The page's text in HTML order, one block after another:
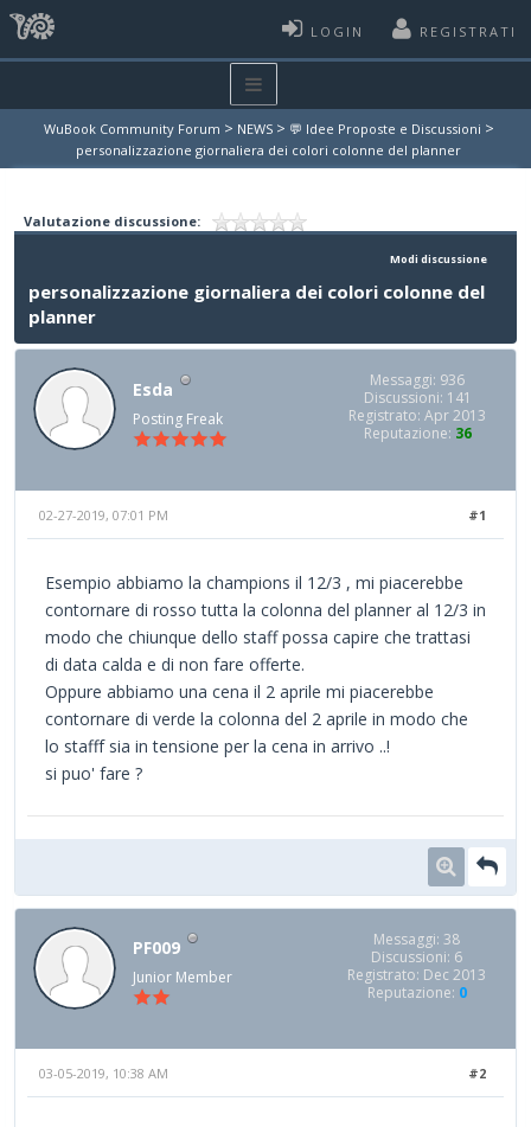
LOGIN REGISTRATI
WuBook Community Forum > NEWS > 💬 Idee Proposte e Discussioni >
personalizzazione giornaliera dei colori colonne del planner
Valutazione discussione:
Modi discussione
personalizzazione giornaliera dei colori colonne del
planner
Esda
Posting Freak
Messaggi: 936
Discussioni: 141
Registrato: Apr 2013
Reputazione: 36
#1
02-27-2019, 07:01 PM
Esempio abbiamo la champions il 12/3 , mi piacerebbe
contornare di rosso tutta la colonna del planner al 12/3 in
modo che chiunque dello staff possa capire che trattasi
di data calda e di non fare offerte.
Oppure abbiamo una cena il 2 aprile mi piacerebbe
contornare di verde la colonna del 2 aprile in modo che
lo stafff sia in tensione per la cena in arrivo ..!
si puo' fare ?
PF009
Junior Member
Messaggi: 38
Discussioni: 6
Registrato: Dec 2013
Reputazione: 0
#2
03-05-2019, 10:38 AM